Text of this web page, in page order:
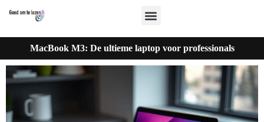
MacBook M3: De ultieme laptop voor professionals